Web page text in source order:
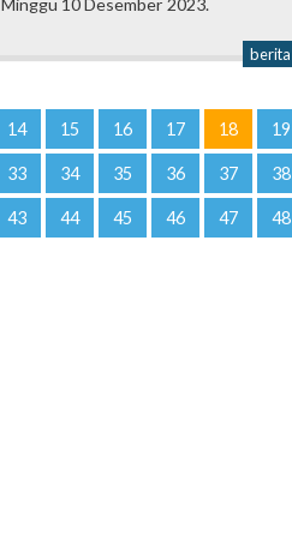
Minggu 10 Desember 2023.
berita
14 15 16 17 18 19
33 34 35 36 37 38
43 44 45 46 47 48